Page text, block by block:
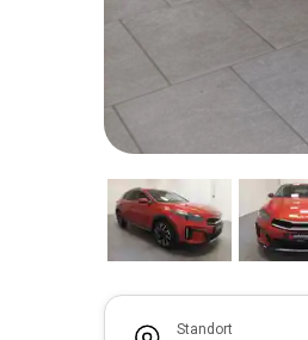
Standort